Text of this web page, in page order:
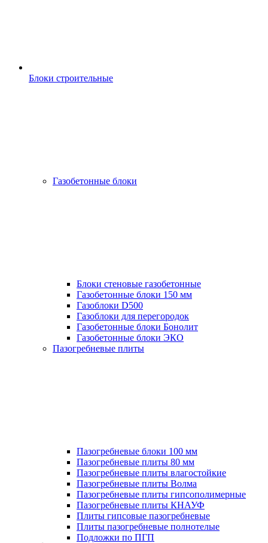
Блоки строительные
Газобетонные блоки
Блоки стеновые газобетонные
Газобетонные блоки 150 мм
Газоблоки D500
Газоблоки для перегородок
Газобетонные блоки Бонолит
Газобетонные блоки ЭКО
Пазогребневые плиты
Пазогребневые блоки 100 мм
Пазогребневые плиты 80 мм
Пазогребневые плиты влагостойкие
Пазогребневые плиты Волма
Пазогребневые плиты гипсополимерные
Пазогребневые плиты КНАУФ
Плиты гипсовые пазогребневые
Плиты пазогребневые полнотелые
Подложки по ПГП